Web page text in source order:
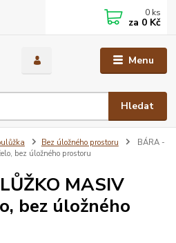
Menu
Hledat
0 ks
za 0 Kč
Bez úložného prostoru
BÁRA -
bez úložného prostoru
MASIV
bez úložného